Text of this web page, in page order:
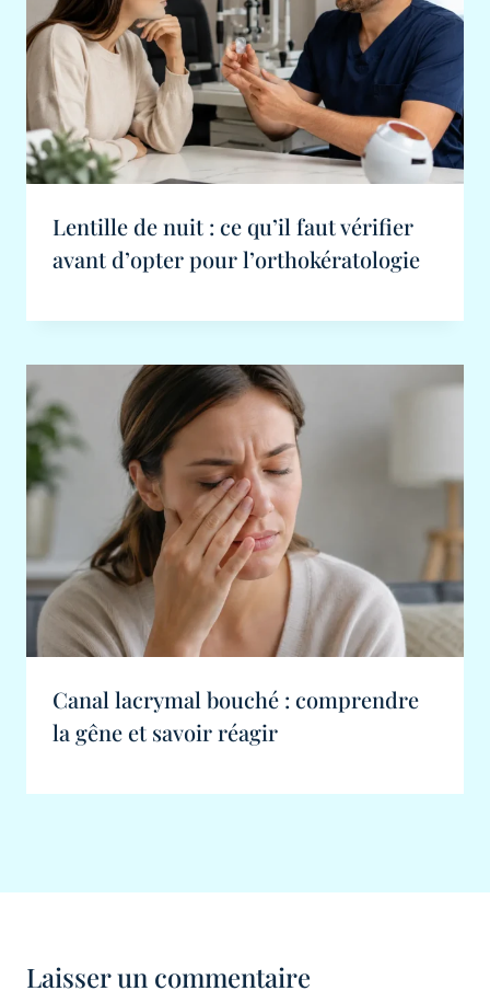
Lentille de nuit : ce qu’il faut vérifier
avant d’opter pour l’orthokératologie
Canal lacrymal bouché : comprendre
la gêne et savoir réagir
Laisser un commentaire